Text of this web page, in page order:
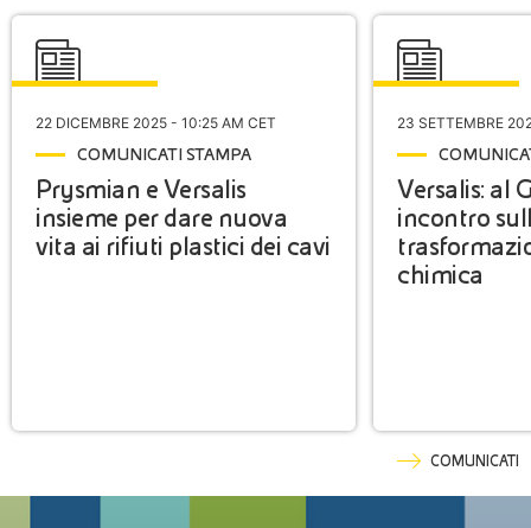
22 DICEMBRE 2025 - 10:25 AM CET
COMUNICATI STAMPA
Prysmian e Versalis
insieme per dare nuova
vita ai rifiuti plastici dei cavi
23 SETTEMBRE
Versalis: al
incontro
chimica
COMUNICATI